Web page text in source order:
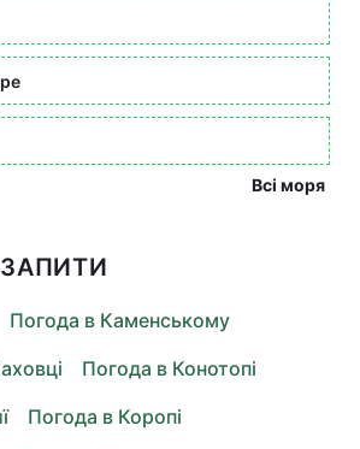
Всі моря
Погода в Каменському
Погода в Конотопі
Погода в Коропі